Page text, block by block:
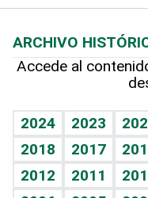
Hablando con el
Vida y familia
Eñe
Celebrando la vida
Línea de hit
TBT Deportivo
Hecho en casa
Guía del dinero
Cumpleaños
Horóscopos
Crucigramas
ARCHIVO
Accede al
2024 2023
2018
2017
2012
2011